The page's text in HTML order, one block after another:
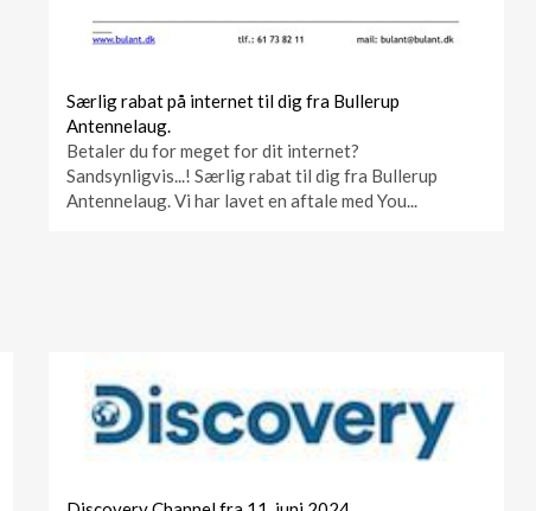
Særlig rabat på internet til dig fra Bullerup
Antennelaug.
Betaler du for meget for dit internet?
Sandsynligvis...! Særlig rabat til dig fra Bullerup
Antennelaug. Vi har lavet en aftale med You...